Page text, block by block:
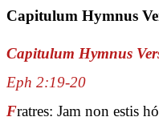
Capitulum Hymnus
Capitulum Hymnus
Eph 2:19-20
Fratres: Jam non estis